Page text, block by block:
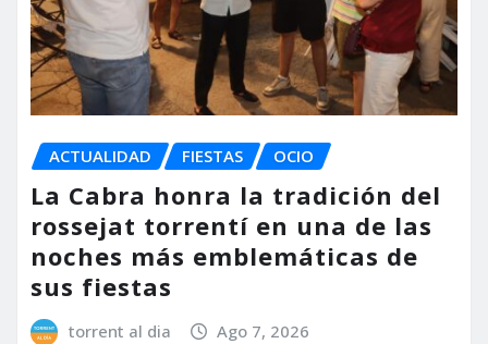
ACTUALIDAD FIESTAS OCIO
La Cabra honra la tradición del
rossejat torrentí en una de las
noches más emblemáticas de
sus fiestas
torrent al dia Ago 7, 2026